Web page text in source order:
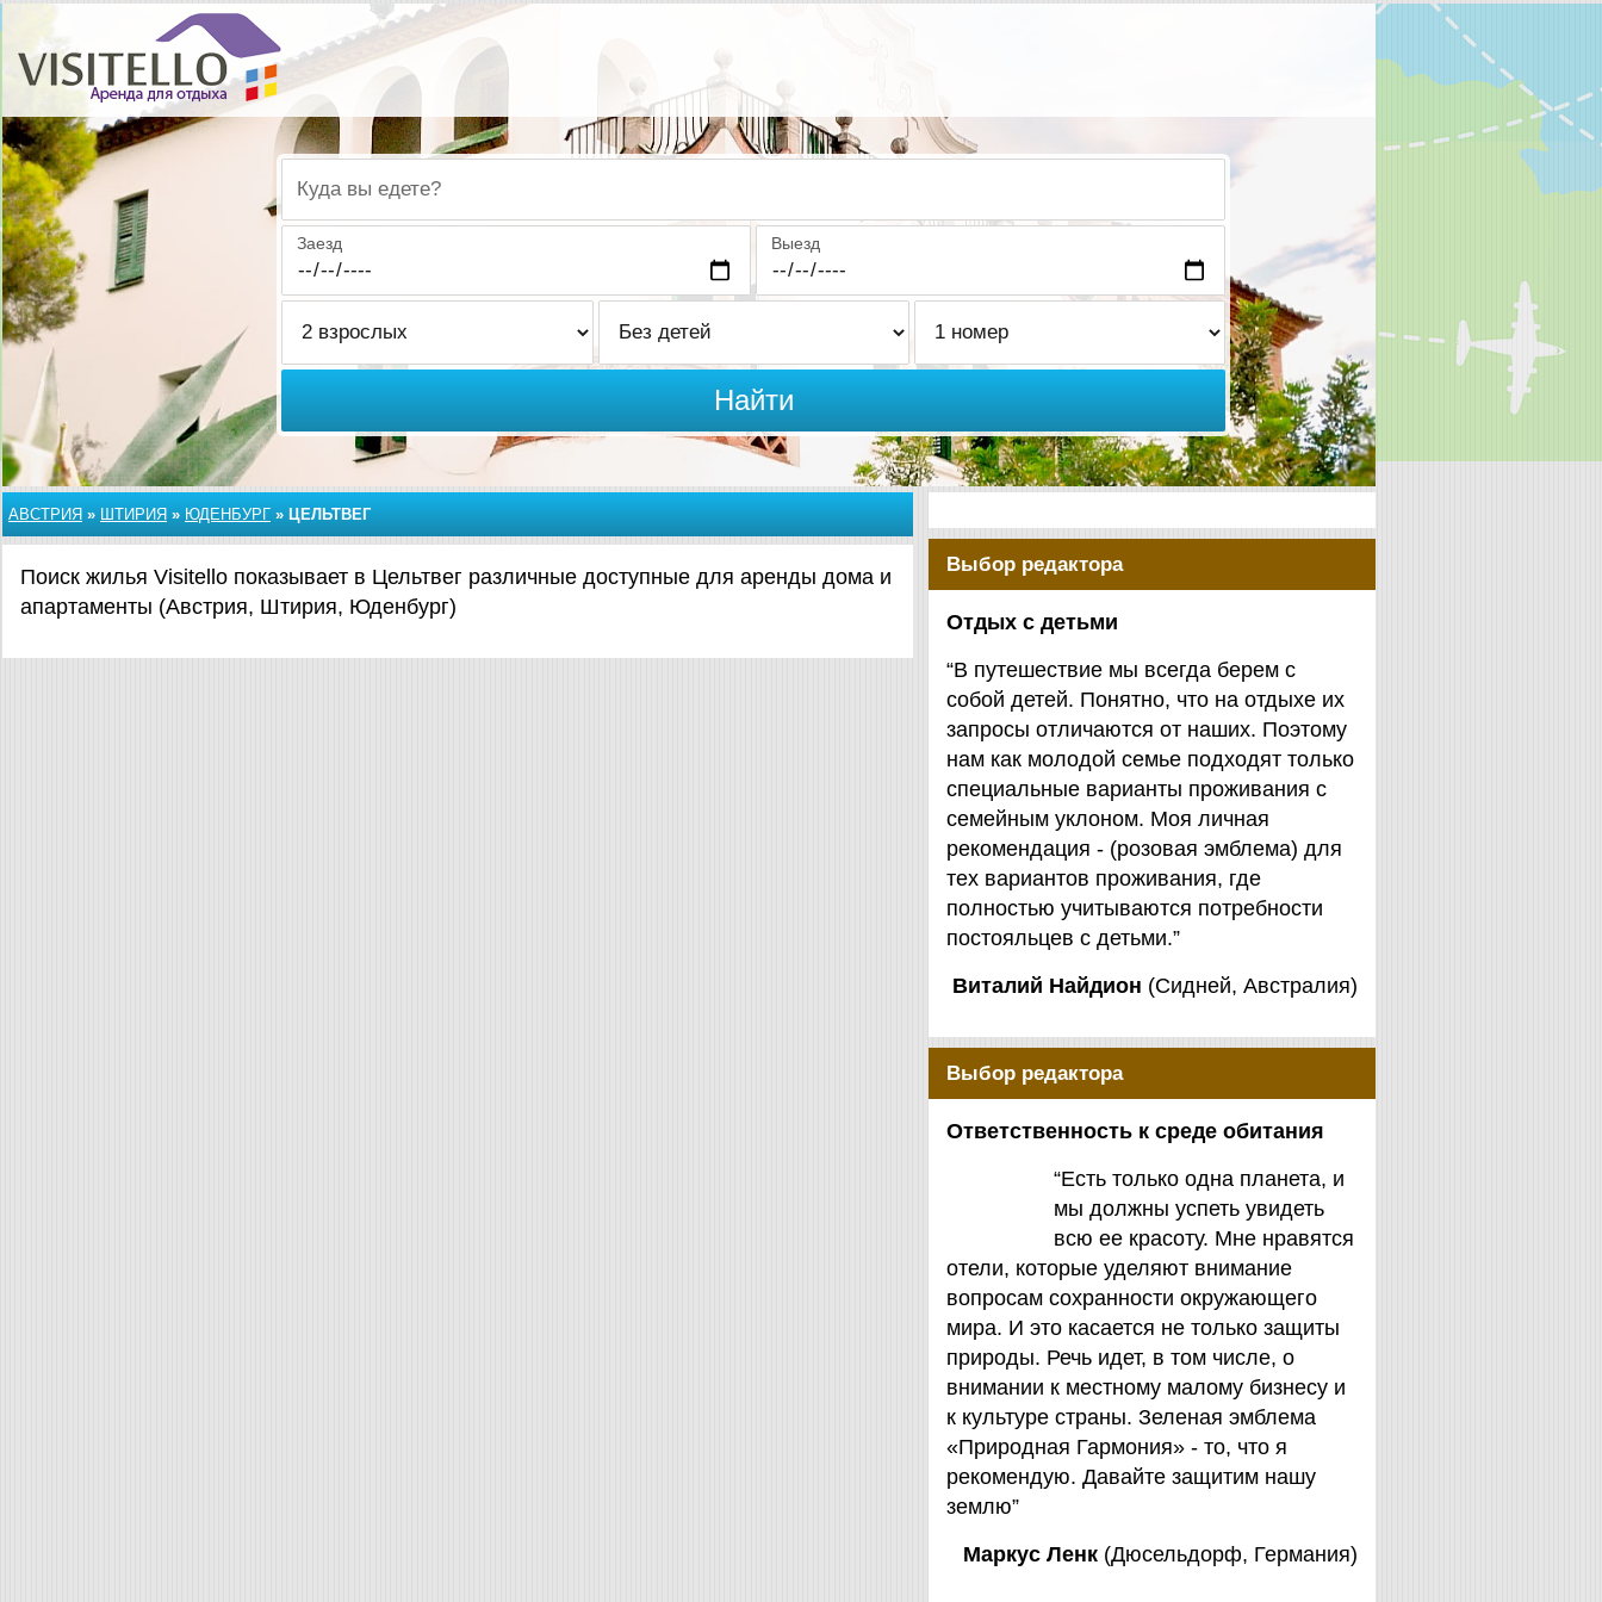
Куда вы едете?
Заезд Выезд
Найти
АВСТРИЯ » ШТИРИЯ » ЮДЕНБУРГ » ЦЕЛЬТВЕГ
Поиск жилья Visitello показывает в Цельтвег различные доступные для аренды дома и
апартаменты (Австрия, Штирия, Юденбург)
Выбор редактора
Отдых с детьми
“В путешествие мы всегда берем с
собой детей. Понятно, что на отдыхе их
запросы отличаются от наших. Поэтому
нам как молодой семье подходят только
специальные варианты проживания с
семейным уклоном. Моя личная
рекомендация - (розовая эмблема) для
тех вариантов проживания, где
полностью учитываются потребности
постояльцев с детьми.”
Виталий Найдион (Сидней, Австралия)
Выбор редактора
Ответственность к среде обитания
“Есть только одна планета, и
мы должны успеть увидеть
всю ее красоту. Мне нравятся
отели, которые уделяют внимание
вопросам сохранности окружающего
мира. И это касается не только защиты
природы. Речь идет, в том числе, о
внимании к местному малому бизнесу и
к культуре страны. Зеленая эмблема
«Природная Гармония» - то, что я
рекомендую. Давайте защитим нашу
землю”
Маркус Ленк (Дюсельдорф, Германия)